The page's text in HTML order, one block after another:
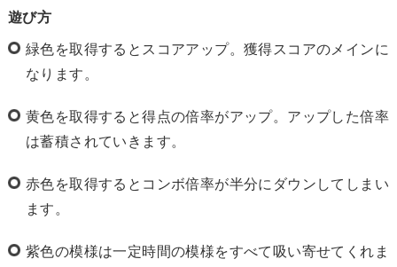
遊び方
緑色を取得するとスコアアップ。獲得スコアのメインに
なります。
黄色を取得すると得点の倍率がアップ。アップした倍率
は蓄積されていきます。
赤色を取得するとコンボ倍率が半分にダウンしてしまい
ます。
紫色の模様は一定時間の模様をすべて吸い寄せてくれま